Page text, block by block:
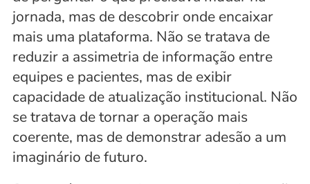
jornada, mas de descobrir onde encaixar
mais uma plataforma. Não se tratava de
reduzir a assimetria de informação entre
equipes e pacientes, mas de exibir
capacidade de atualização institucional. Não
se tratava de tornar a operação mais
coerente, mas de demonstrar adesão a um
imaginário de futuro.